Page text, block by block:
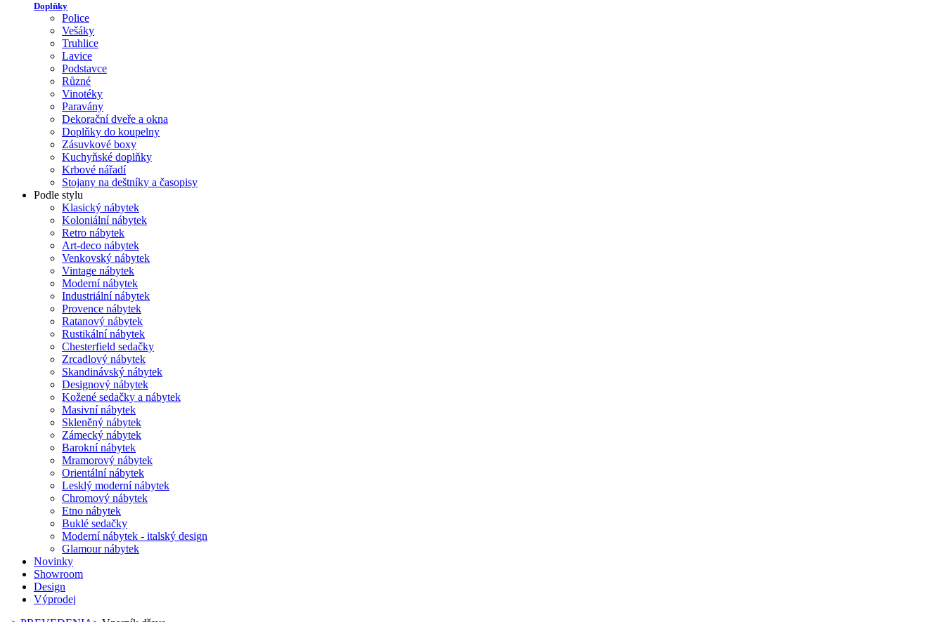
Doplňky
Police
Vešáky
Truhlice
Lavice
Podstavce
Různé
Vinotéky
Paravány
Dekorační dveře a okna
Doplňky do koupelny
Zásuvkové boxy
Kuchyňské doplňky
Krbové nářadí
Stojany na deštníky a časopisy
Podle stylu
Klasický nábytek
Koloniální nábytek
Retro nábytek
Art-deco nábytek
Venkovský nábytek
Vintage nábytek
Moderní nábytek
Industriální nábytek
Provence nábytek
Ratanový nábytek
Rustikální nábytek
Chesterfield sedačky
Zrcadlový nábytek
Skandinávský nábytek
Designový nábytek
Kožené sedačky a nábytek
Masivní nábytek
Skleněný nábytek
Zámecký nábytek
Barokní nábytek
Mramorový nábytek
Orientální nábytek
Lesklý moderní nábytek
Chromový nábytek
Etno nábytek
Buklé sedačky
Moderní nábytek - italský design
Glamour nábytek
Novinky
Showroom
Design
Výprodej